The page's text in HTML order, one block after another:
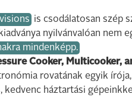
is csodálatosan szép
nyilvánvalóan nem
mindenképp.
Cooker, Multicooker,
rovatának egyik írója,
háztartási